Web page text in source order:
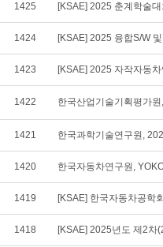
1425 [KSAE] 2025 춘계학술
1424 [KSAE] 2025 융합S/W
1423 [KSAE] 2025 자작자동
1422 한국산업기술기획평가
1421 한국과학기술연구원,
1420 한국자동차연구원,
1419 [KSAE] 한국자동차공학
1418 [KSAE] 2025년도 제2차